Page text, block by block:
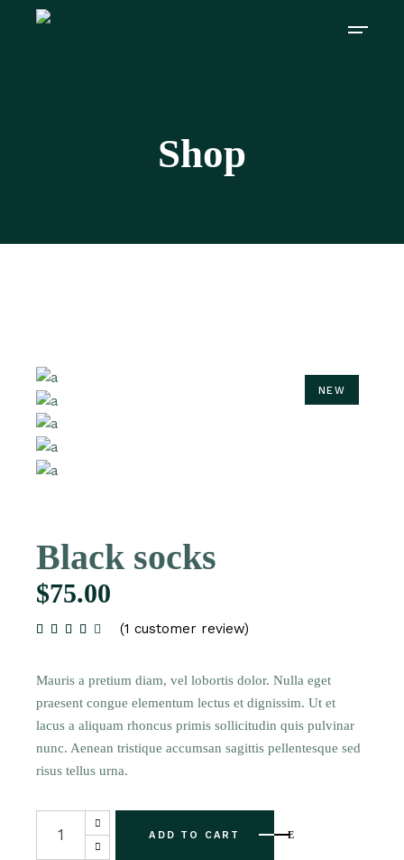
Shop
NEW
Black socks
$75.00
(1 customer review)
Mauris a pretium diam, vel lobortis dolor. Nulla eget
praesent congue elementum lectus et dignissim. Ut et
lacus a aliquam rhoncus primis sollicitudin quis pulvinar
nunc. Aenean tristique accumsan sagittis pellentesque sed
risus tellus urna.
ADD TO CART